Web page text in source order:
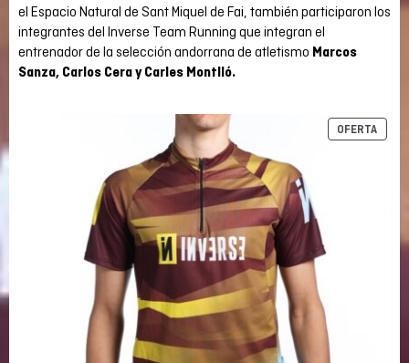
el Espacio Natural de Sant Miquel de Fai, también participaron los
integrantes del Inverse Team Running que integran el
entrenador de la selección andorrana de atletismo Marcos
Sanza, Carlos Cera y Carles Montlló.
OFERTA